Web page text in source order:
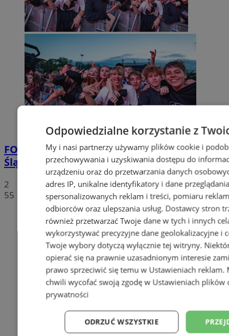
FOTO
Tłumy przed Areną Zabrze. Za nami
Śląska Scena Letnia z gwiazdami rapu!
2
55
Odpowiedzialne korzystanie z
My i nasi partnerzy używamy plików cookie i
przechowywania i uzyskiwania dostępu do
urządzeniu oraz do przetwarzania danych
adres IP, unikalne identyfikatory i dane
spersonalizowanych reklam i treści, pomiaru
odbiorców oraz ulepszania usług. Dostawcy stron
również przetwarzać Twoje dane w tych i innych
wykorzystywać precyzyjne dane geolokalizacyjne i
Twoje wybory dotyczą wyłącznie tej witryny.
opierać się na prawnie uzasadnionym interesie
prawo sprzeciwić się temu w Ustawieniach reklam.
chwili wycofać swoją zgodę w Ustawieniach plików
prywatności
ODRZUĆ WSZYSTKIE